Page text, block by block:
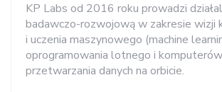
KP Labs od 2016 roku prowadzi
badawczo-rozwojową w zakresie wizji
i uczenia maszynowego (machine
oprogramowania lotnego i
przetwarzania danych na orbicie.